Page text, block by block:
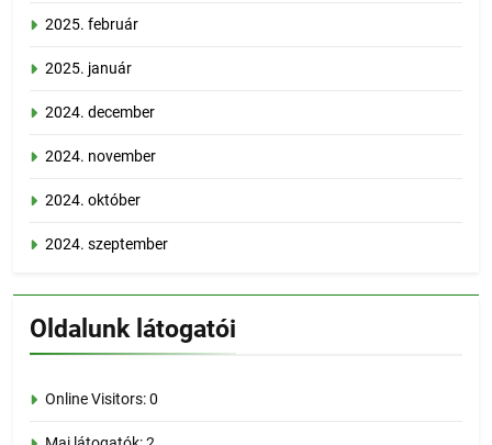
2025. február
2025. január
2024. december
2024. november
2024. október
2024. szeptember
Oldalunk látogatói
Online Visitors:0